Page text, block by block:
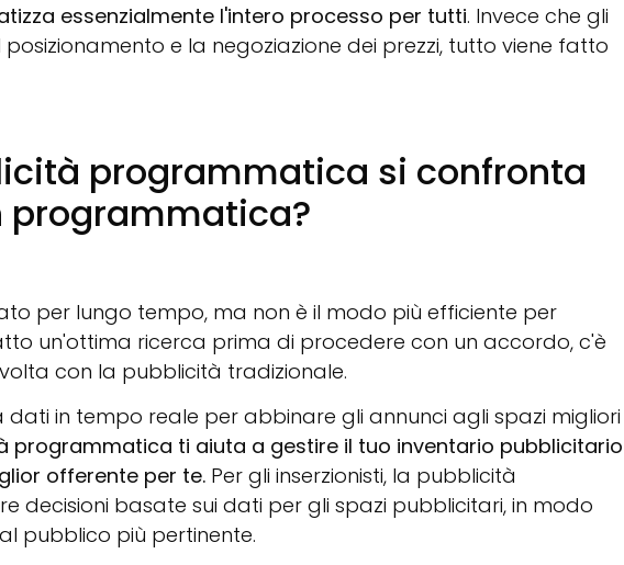
essenzialmente l'intero processo per tutti. Invece che gli
posizionamento e la negoziazione dei prezzi, tutto viene fatto
programmatica si confronta
programmatica?
per lungo tempo, ma non è il modo più efficiente per
un'ottima ricerca prima di procedere con un accordo, c'è
con la pubblicità tradizionale.
in tempo reale per abbinare gli annunci agli spazi migliori
programmatica ti aiuta a gestire il tuo inventario pubblicitario
offerente per te. Per gli inserzionisti, la pubblicità
decisioni basate sui dati per gli spazi pubblicitari, in modo
pubblico più pertinente.